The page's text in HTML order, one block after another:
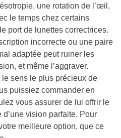
une rotation de l’œil,
le temps chez certains
port de lunettes correctrices.
incorrecte ou une paire
adaptée peut ruiner les
et même l’aggraver.
sens le plus précieux de
puissiez commander en
vous assurer de lui offrir le
vision parfaite. Pour
meilleure option, que ce